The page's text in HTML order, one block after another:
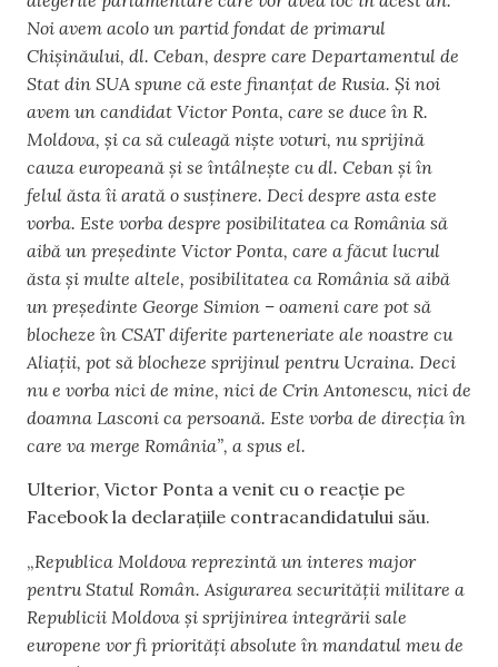
Noi avem acolo un partid fondat de primarul
Chișinăului, dl. Ceban, despre care Departamentul de
Stat din SUA spune că este finanțat de Rusia. Și noi
avem un candidat Victor Ponta, care se duce în R.
Moldova, și ca să culeagă niște voturi, nu sprijină
cauza europeană și se întâlnește cu dl. Ceban și în
felul ăsta îi arată o susținere. Deci despre asta este
vorba. Este vorba despre posibilitatea ca România să
aibă un președinte Victor Ponta, care a făcut lucrul
ăsta și multe altele, posibilitatea ca România să aibă
un președinte George Simion – oameni care pot să
blocheze în CSAT diferite parteneriate ale noastre cu
Aliații, pot să blocheze sprijinul pentru Ucraina. Deci
nu e vorba nici de mine, nici de Crin Antonescu, nici de
doamna Lasconi ca persoană. Este vorba de direcția în
care va merge România”, a spus el.
Ulterior, Victor Ponta a venit cu o reacție pe
Facebook la declarațiile contracandidatului său.
„Republica Moldova reprezintă un interes major
pentru Statul Român. Asigurarea securității militare a
Republicii Moldova și sprijinirea integrării sale
europene vor fi priorități absolute în mandatul meu de